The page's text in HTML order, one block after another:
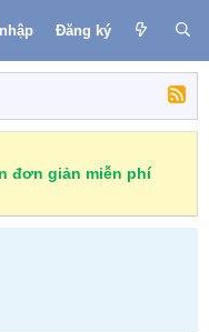
Đăng ký
đơn giản miễn phí